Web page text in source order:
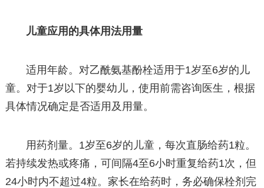
儿童应用的具体用法用量
适用年龄。对乙酰氨基酚栓适用于1岁至6岁的儿
童。对于1岁以下的婴幼儿，使用前需咨询医生，根据
具体情况确定是否适用及用量。
用药剂量。1岁至6岁的儿童，每次直肠给药1粒。
若持续发热或疼痛，可间隔4至6小时重复给药1次，但
24小时内不超过4粒。家长在给药时，务必确保栓剂完